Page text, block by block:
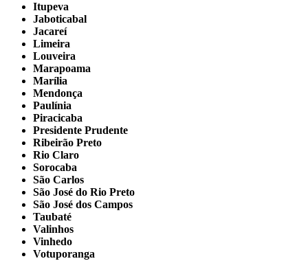
Itupeva
Jaboticabal
Jacareí
Limeira
Louveira
Marapoama
Marília
Mendonça
Paulínia
Piracicaba
Presidente Prudente
Ribeirão Preto
Rio Claro
Sorocaba
São Carlos
São José do Rio Preto
São José dos Campos
Taubaté
Valinhos
Vinhedo
Votuporanga